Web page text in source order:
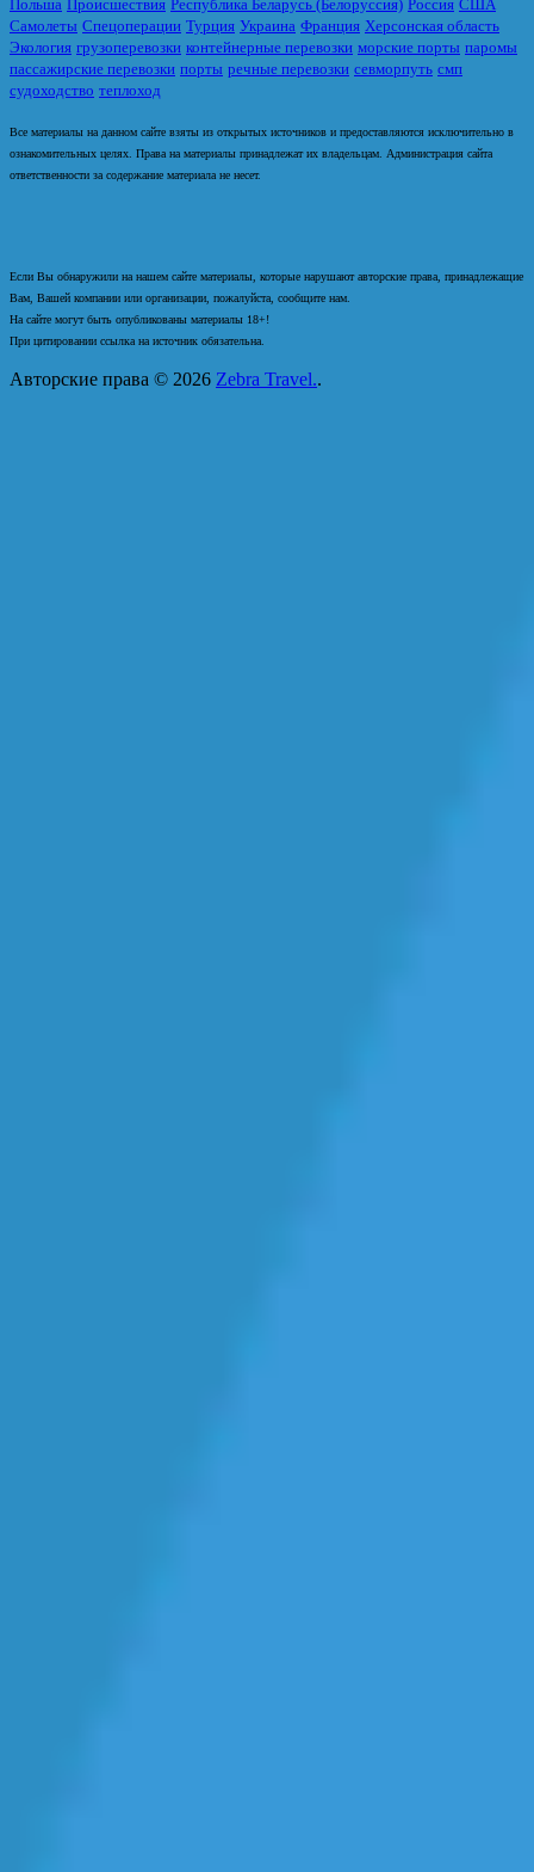
Польша Происшествия Республика Беларусь (Белоруссия) Россия США
Самолеты Спецоперации Турция Украина Франция Херсонская область
Экология грузоперевозки контейнерные перевозки морские порты паромы
пассажирские перевозки порты речные перевозки севморпуть смп
судоходство теплоход
Все материалы на данном сайте взяты из открытых источников и предоставляются исключительно в
ознакомительных целях. Права на материалы принадлежат их владельцам. Администрация сайта
ответственности за содержание материала не несет.
Если Вы обнаружили на нашем сайте материалы, которые нарушают авторские права, принадлежащие
Вам, Вашей компании или организации, пожалуйста, сообщите нам.
На сайте могут быть опубликованы материалы 18+!
При цитировании ссылка на источник обязательна.
Авторские права © 2026 Zebra Travel..